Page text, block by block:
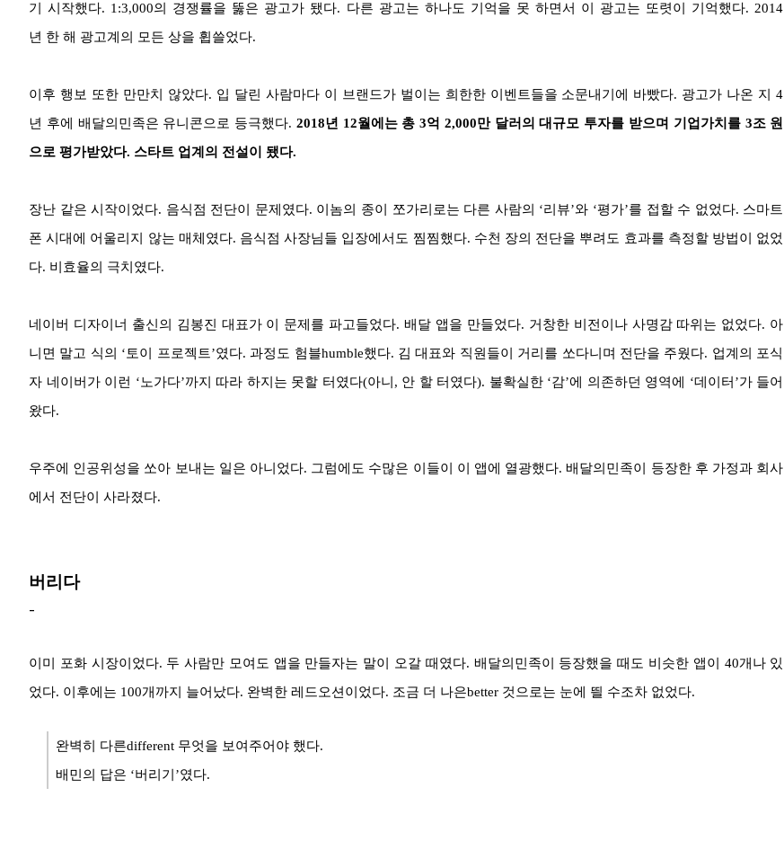
기 시작했다. 1:3,000의 경쟁률을 뚫은 광고가 됐다. 다른 광고는 하나도 기억을 못 하면서 이 광고는 또렷이 기억했다. 2014
년 한 해 광고계의 모든 상을 휩쓸었다.
이후 행보 또한 만만치 않았다. 입 달린 사람마다 이 브랜드가 벌이는 희한한 이벤트들을 소문내기에 바빴다. 광고가 나온 지 4
년 후에 배달의민족은 유니콘으로 등극했다. 2018년 12월에는 총 3억 2,000만 달러의 대규모 투자를 받으며 기업가치를 3조 원
으로 평가받았다. 스타트 업계의 전설이 됐다.
장난 같은 시작이었다. 음식점 전단이 문제였다. 이놈의 종이 쪼가리로는 다른 사람의 ‘리뷰’와 ‘평가’를 접할 수 없었다. 스마트
폰 시대에 어울리지 않는 매체였다. 음식점 사장님들 입장에서도 찜찜했다. 수천 장의 전단을 뿌려도 효과를 측정할 방법이 없었
다. 비효율의 극치였다.
네이버 디자이너 출신의 김봉진 대표가 이 문제를 파고들었다. 배달 앱을 만들었다. 거창한 비전이나 사명감 따위는 없었다. 아
니면 말고 식의 ‘토이 프로젝트’였다. 과정도 험블humble했다. 김 대표와 직원들이 거리를 쏘다니며 전단을 주웠다. 업계의 포식
자 네이버가 이런 ‘노가다’까지 따라 하지는 못할 터였다(아니, 안 할 터였다). 불확실한 ‘감’에 의존하던 영역에 ‘데이터’가 들어
왔다.
우주에 인공위성을 쏘아 보내는 일은 아니었다. 그럼에도 수많은 이들이 이 앱에 열광했다. 배달의민족이 등장한 후 가정과 회사
에서 전단이 사라졌다.
버리다
-
이미 포화 시장이었다. 두 사람만 모여도 앱을 만들자는 말이 오갈 때였다. 배달의민족이 등장했을 때도 비슷한 앱이 40개나 있
었다. 이후에는 100개까지 늘어났다. 완벽한 레드오션이었다. 조금 더 나은better 것으로는 눈에 띌 수조차 없었다.
완벽히 다른different 무엇을 보여주어야 했다.
배민의 답은 ‘버리기’였다.